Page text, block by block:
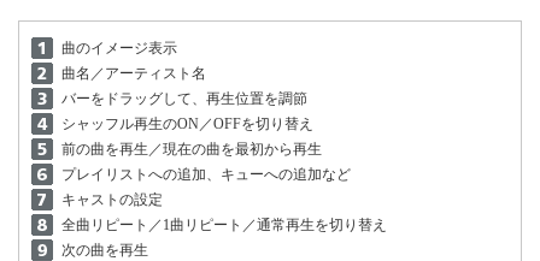
曲のイメージ表示
曲名／アーティスト名
バーをドラッグして、再生位置を調節
シャッフル再生のON／OFFを切り替え
前の曲を再生／現在の曲を最初から再生
プレイリストへの追加、キューへの追加など
キャストの設定
全曲リピート／1曲リピート／通常再生を切り替え
次の曲を再生